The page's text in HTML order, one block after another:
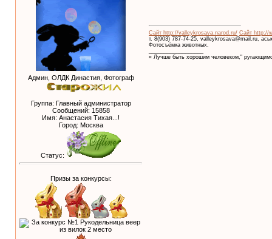
Админ, ОЛДК Династия, Фотограф
Группа: Главный администратор
Сообщений: 15858
Имя: Анастасия Тихая...!
Город: Москва
Статус:
Призы за конкурсы:
Сайт http://valleykrosava.narod.ru/ Сайт http://
т. 8(903) 787-74-25, valleykrosava@mail.ru,
Фотосъёмка животных.
« Лучше быть хорошим человеком,"